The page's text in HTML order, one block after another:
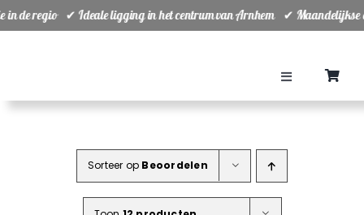
Ga
naar
in de regio ✔ Ideale ligging in het centrum van Arnhem ✔ Maandelijkse
Toggle
Navigation
Sorteer op Beoordelen